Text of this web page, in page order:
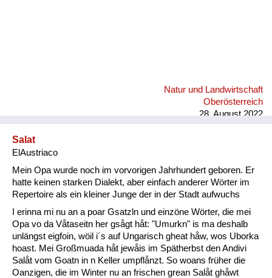
Natur und Landwirtschaft
Oberösterreich
28. August 2022
Salat
ElAustriaco
Mein Opa wurde noch im vorvorigen Jahrhundert geboren. Er
hatte keinen starken Dialekt, aber einfach anderer Wörter im
Repertoire als ein kleiner Junge der in der Stadt aufwuchs
I erinna mi nu an a poar Gsatzln und einzöne Wörter, die mei
Opa vo da Våtaseitn her gsågt håt: "Umurkn" is ma deshalb
unlängst eigfoin, wöil i´s auf Ungarisch gheat håw, wos Uborka
hoast. Mei Großmuada håt jewåis im Spätherbst den Andivi
Salåt vom Goatn in n Keller umpflånzt. So woans früher die
Oanzigen, die im Winter nu an frischen grean Salåt ghåwt